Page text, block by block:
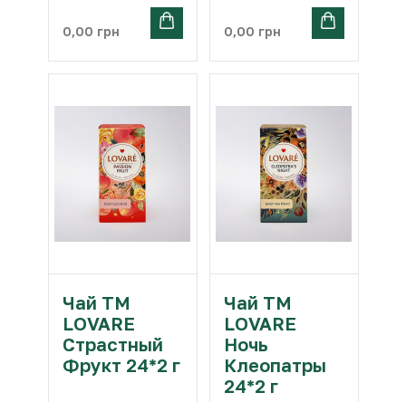
0,00 грн 0,00 грн
Чай ТМ
LOVARE
Страстный
Фрукт 24*2 г
Чай ТМ
LOVARE
Ночь
Клеопатры
24*2 г